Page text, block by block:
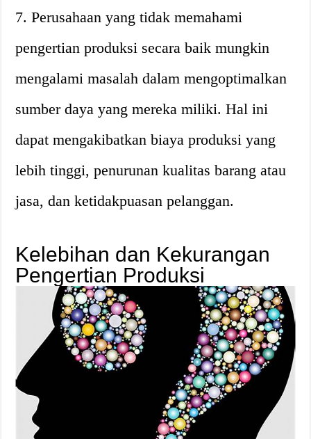
7. Perusahaan yang tidak memahami
pengertian produksi secara baik mungkin
mengalami masalah dalam mengoptimalkan
sumber daya yang mereka miliki. Hal ini
dapat mengakibatkan biaya produksi yang
lebih tinggi, penurunan kualitas barang atau
jasa, dan ketidakpuasan pelanggan.
Kelebihan dan Kekurangan
Pengertian Produksi